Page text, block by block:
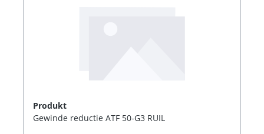
Produkt
Gewinde reductie ATF 50-G3 RUIL